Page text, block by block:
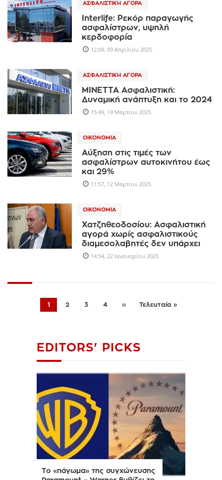
ΑΣΦΑΛΙΣΤΙΚΉ ΑΓΟΡΆ
Interlife: Ρεκόρ παραγωγής
ασφαλίστρων, υψηλή
κερδοφορία
12:09, 09 Απριλίου 2025
ΑΣΦΑΛΙΣΤΙΚΉ ΑΓΟΡΆ
ΜΙΝΕΤΤΑ Ασφαλιστική:
Δυναμική ανάπτυξη και το 2024
15:49, 19 Μαρτίου 2025
ΟΙΚΟΝΟΜΊΑ
Αύξηση στις τιμές των
ασφαλίστρων αυτοκινήτου έως
και 29%
11:57, 12 Μαρτίου 2025
ΟΙΚΟΝΟΜΊΑ
Χατζηθεοδοσίου: Ασφαλιστική
αγορά χωρίς ασφαλιστικούς
διαμεσολαβητές δεν υπάρχει
14:54, 22 Ιανουαρίου 2025
1 2 3 4 ›› Τελευταία »
EDITORS' PICKS
Το «πάγωμα» της συγχώνευσης